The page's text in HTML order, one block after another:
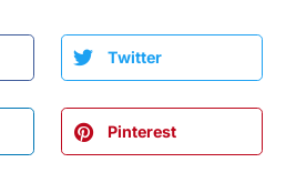
Twitter
Pinterest